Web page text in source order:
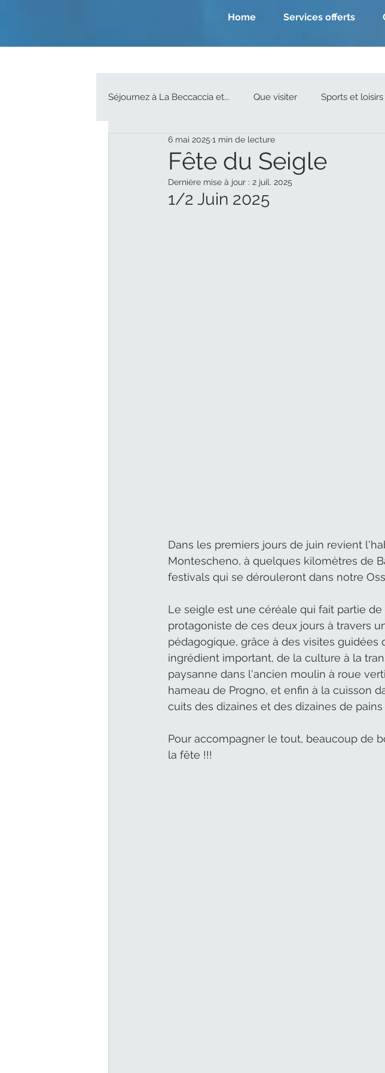
Home Services offerts
Séjournez à La Beccaccia et... Que visiter Sports et loisirs
Fête du Seigle
6 mai 2025 1 min de lecture
Dernière mise à jour : 2 juil. 2025
1/2 Juin 2025
Dans les premiers jours de juin revient
Montescheno, à quelques kilomètres de
festivals qui se dérouleront dans notre
Le seigle est une céréale qui fait partie
protagoniste de ces deux jours à travers
pédagogique, grâce à des visites
ingrédient important, de la culture à la
paysanne dans l'ancien moulin à roue
hameau de Progno, et enfin à la cuisson
cuits des dizaines et des dizaines de pains
Pour accompagner le tout, beaucoup de
la fête !!!